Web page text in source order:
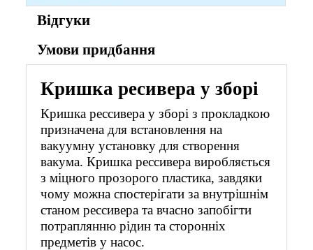
Відгуки
Умови придбання
Кришка ресивера у зборі
Кришка рессивера у зборі з прокладкою
призначена для встановлення на
вакуумну установку для створення
вакума. Кришка рессивера виробляється
з міцного прозорого пластика, завдяки
чому можна спостерігати за внутрішнім
станом рессивера та вчасно запобігти
потраплянню рідин та сторонніх
предметів у насос.